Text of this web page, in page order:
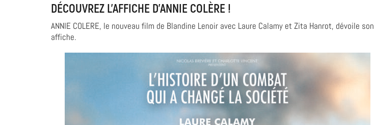
DÉCOUVREZ L’AFFICHE D’ANNIE COLÈRE !
ANNIE COLERE, le nouveau film de Blandine Lenoir avec Laure Calamy et Zita Hanrot, dévoile son
affiche.